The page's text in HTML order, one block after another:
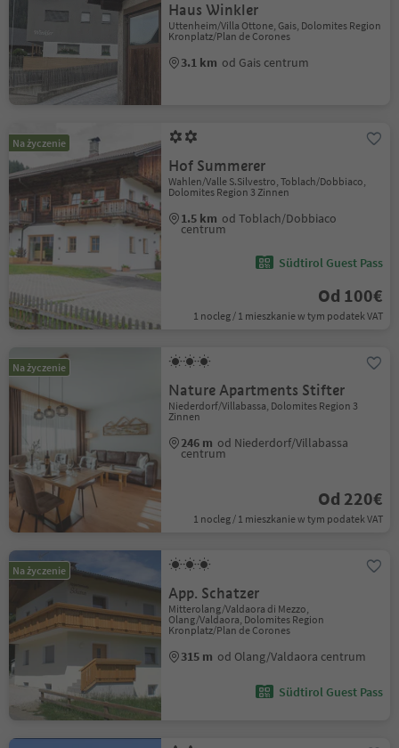
Haus Winkler
Uttenheim/Villa Ottone, Gais, Dolomites Region
Kronplatz/Plan de Corones
3.1 km od Gais centrum
Na życzenie
Hof Summerer
Wahlen/Valle S.Silvestro, Toblach/Dobbiaco,
Dolomites Region 3 Zinnen
1.5 km od Toblach/Dobbiaco
centrum
Südtirol Guest Pass
Od 100€
1 nocleg / 1 mieszkanie w tym podatek VAT
Na życzenie
Nature Apartments Stifter
Niederdorf/Villabassa, Dolomites Region 3
Zinnen
246 m od Niederdorf/Villabassa
centrum
Od 220€
1 nocleg / 1 mieszkanie w tym podatek VAT
Na życzenie
App. Schatzer
Mitterolang/Valdaora di Mezzo,
Olang/Valdaora, Dolomites Region
Kronplatz/Plan de Corones
315 m od Olang/Valdaora centrum
Südtirol Guest Pass